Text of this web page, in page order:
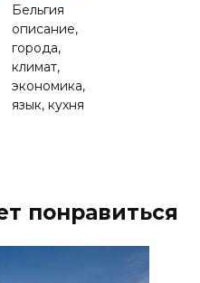
Бельгия
описание,
города,
климат,
экономика,
язык, кухня
понравиться